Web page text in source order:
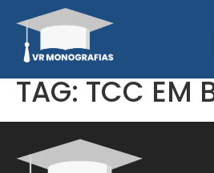
TAG:TCC EM